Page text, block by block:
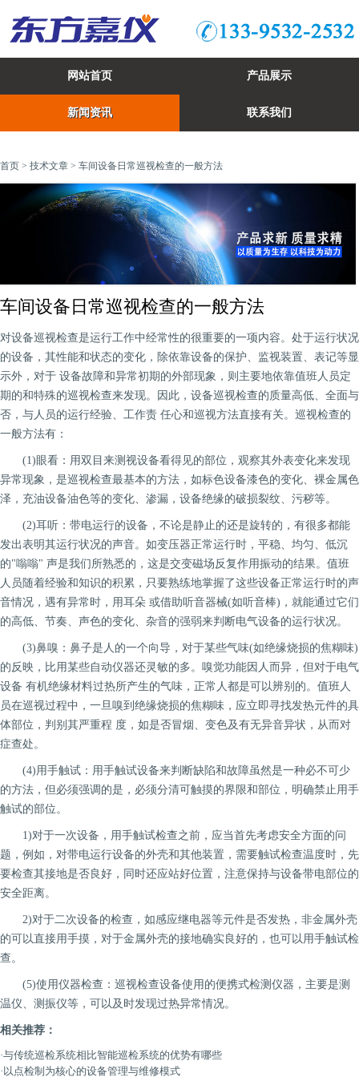
网站首页 产品展示
新闻资讯 联系我们
首页 > 技术文章 > 车间设备日常巡视检查的一般方法
车间设备日常巡视检查的一般方法
对设备巡视检查是运行工作中经常性的很重要的一项内容。处于运行状况
的设备，其性能和状态的变化，除依靠设备的保护、监视装置、表记等显
示外，对于 设备故障和异常初期的外部现象，则主要地依靠值班人员定
期的和特殊的巡视检查来发现。因此，设备巡视检查的质量高低、全面与
否，与人员的运行经验、工作责 任心和巡视方法直接有关。巡视检查的
一般方法有：
(1)眼看：用双目来测视设备看得见的部位，观察其外表变化来发现
异常现象，是巡视检查最基本的方法，如标色设备漆色的变化、裸金属色
泽，充油设备油色等的变化、渗漏，设备绝缘的破损裂纹、污秽等。
(2)耳听：带电运行的设备，不论是静止的还是旋转的，有很多都能
发出表明其运行状况的声音。如变压器正常运行时，平稳、均匀、低沉
的"嗡嗡" 声是我们所熟悉的，这是交变磁场反复作用振动的结果。值班
人员随着经验和知识的积累，只要熟练地掌握了这些设备正常运行时的声
音情况，遇有异常时，用耳朵 或借助听音器械(如听音棒)，就能通过它们
的高低、节奏、声色的变化、杂音的强弱来判断电气设备的运行状况。
(3)鼻嗅：鼻子是人的一个向导，对于某些气味(如绝缘烧损的焦糊味)
的反映，比用某些自动仪器还灵敏的多。嗅觉功能因人而异，但对于电气
设备 有机绝缘材料过热所产生的气味，正常人都是可以辨别的。值班人
员在巡视过程中，一旦嗅到绝缘烧损的焦糊味，应立即寻找发热元件的具
体部位，判别其严重程 度，如是否冒烟、变色及有无异音异状，从而对
症查处。
(4)用手触试：用手触试设备来判断缺陷和故障虽然是一种必不可少
的方法，但必须强调的是，必须分清可触摸的界限和部位，明确禁止用手
触试的部位。
1)对于一次设备，用手触试检查之前，应当首先考虑安全方面的问
题，例如，对带电运行设备的外壳和其他装置，需要触试检查温度时，先
要检查其接地是否良好，同时还应站好位置，注意保持与设备带电部位的
安全距离。
2)对于二次设备的检查，如感应继电器等元件是否发热，非金属外壳
的可以直接用手摸，对于金属外壳的接地确实良好的，也可以用手触试检
查。
(5)使用仪器检查：巡视检查设备使用的便携式检测仪器，主要是测
温仪、测振仪等，可以及时发现过热异常情况。
相关推荐：
·与传统巡检系统相比智能巡检系统的优势有哪些
·以点检制为核心的设备管理与维修模式